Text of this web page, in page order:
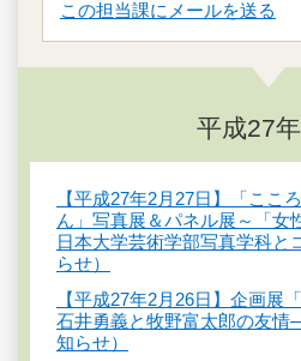
この担当課にメールを送る
平成27
【平成27年2月27日】「ここ
ん」写真展＆パネル展～「女
日本大学芸術学部写真学科と
らせ）
【平成27年2月26日】企画
石井勇義と牧野富太郎の友
知らせ）